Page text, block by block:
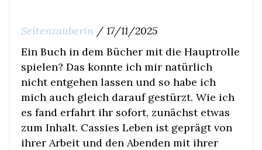
Seitenzauberin / 17/11/2025
Ein Buch in dem Bücher mit die Hauptrolle
spielen? Das konnte ich mir natürlich
nicht entgehen lassen und so habe ich
mich auch gleich darauf gestürzt. Wie ich
es fand erfahrt ihr sofort, zunächst etwas
zum Inhalt. Cassies Leben ist geprägt von
ihrer Arbeit und den Abenden mit ihrer